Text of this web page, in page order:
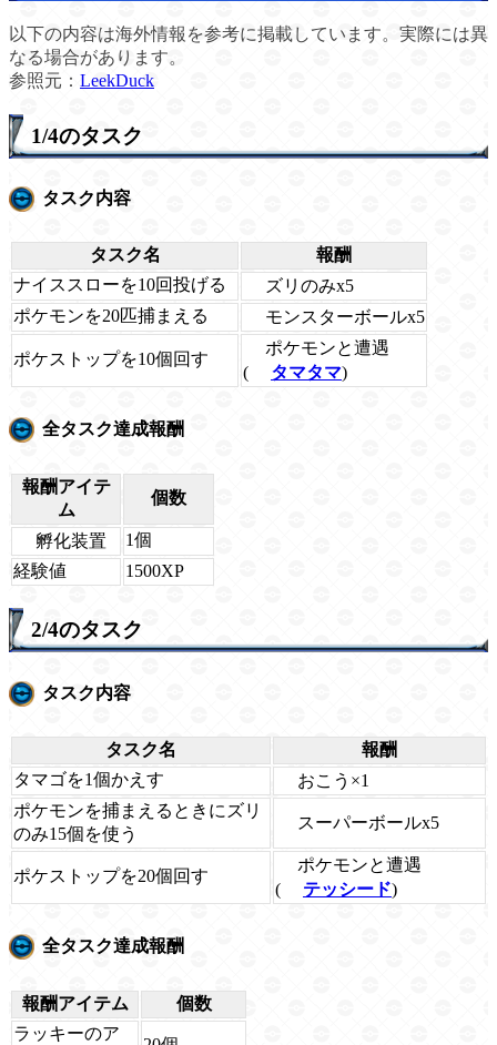
以下の内容は海外情報を参考に掲載しています。実際には異
なる場合があります。
参照元： LeekDuck
1/4のタスク
タスク内容
タスク名
報酬
ナイススローを10回投げる
ズリのみx5
ポケモンを20匹捕まえる
モンスターボールx5
ポケストップを10個回す
ポケモンと遭遇
(
タマタマ)
全タスク達成報酬
報酬アイテ
ム
個数
孵化装置
1個
経験値
1500XP
2/4のタスク
タスク内容
タスク名
報酬
タマゴを1個かえす
おこう×1
ポケモンを捕まえるときにズリ
のみ15個を使う
スーパーボールx5
ポケストップを20個回す
ポケモンと遭遇
(
テッシード)
全タスク達成報酬
報酬アイテム
個数
ラッキーのア